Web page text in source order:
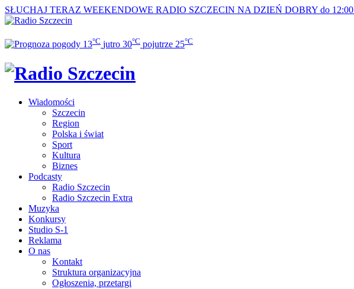
SŁUCHAJ TERAZ WEEKENDOWE RADIO SZCZECIN NA DZIEŃ DOBRY do 12:00
13°C jutro 30°C pojutrze 25°C
Wiadomości
Szczecin
Region
Polska i świat
Sport
Kultura
Biznes
Podcasty
Radio Szczecin
Radio Szczecin Extra
Muzyka
Konkursy
Studio S-1
Reklama
O nas
Kontakt
Struktura organizacyjna
Ogłoszenia, przetargi